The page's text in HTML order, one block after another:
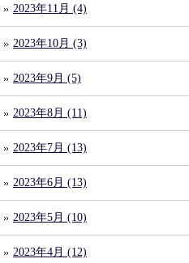
2023年11月 (4)
2023年10月 (3)
2023年9月 (5)
2023年8月 (11)
2023年7月 (13)
2023年6月 (13)
2023年5月 (10)
2023年4月 (12)